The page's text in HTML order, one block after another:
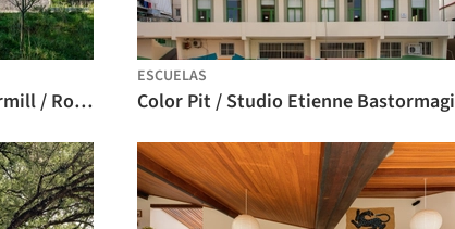
Residencia para artistas Watermill / Roger Ferris + Partners
ESCUELAS
Color Pit / Studio Etienne Bastormagi